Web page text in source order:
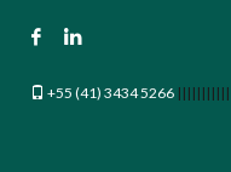
+55 (41) 3434 5266 |||||||||||